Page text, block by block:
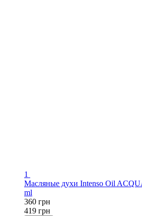
1
Масляные духи Intenso Oil
ml
360 грн
419 грн